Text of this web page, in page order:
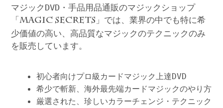
マジックDVD・手品用品通販のマジックショップ
「 MAGIC SECRETS 」では、業界の中でも特に希
少価値の高い、高品質なマジックのテクニックのみ
を販売しています。
初心者向けプロ級カードマジック上達DVD
希少で斬新、海外最先端カードマジックのやり方
厳選された、珍しいカラーチェンジ・テクニック